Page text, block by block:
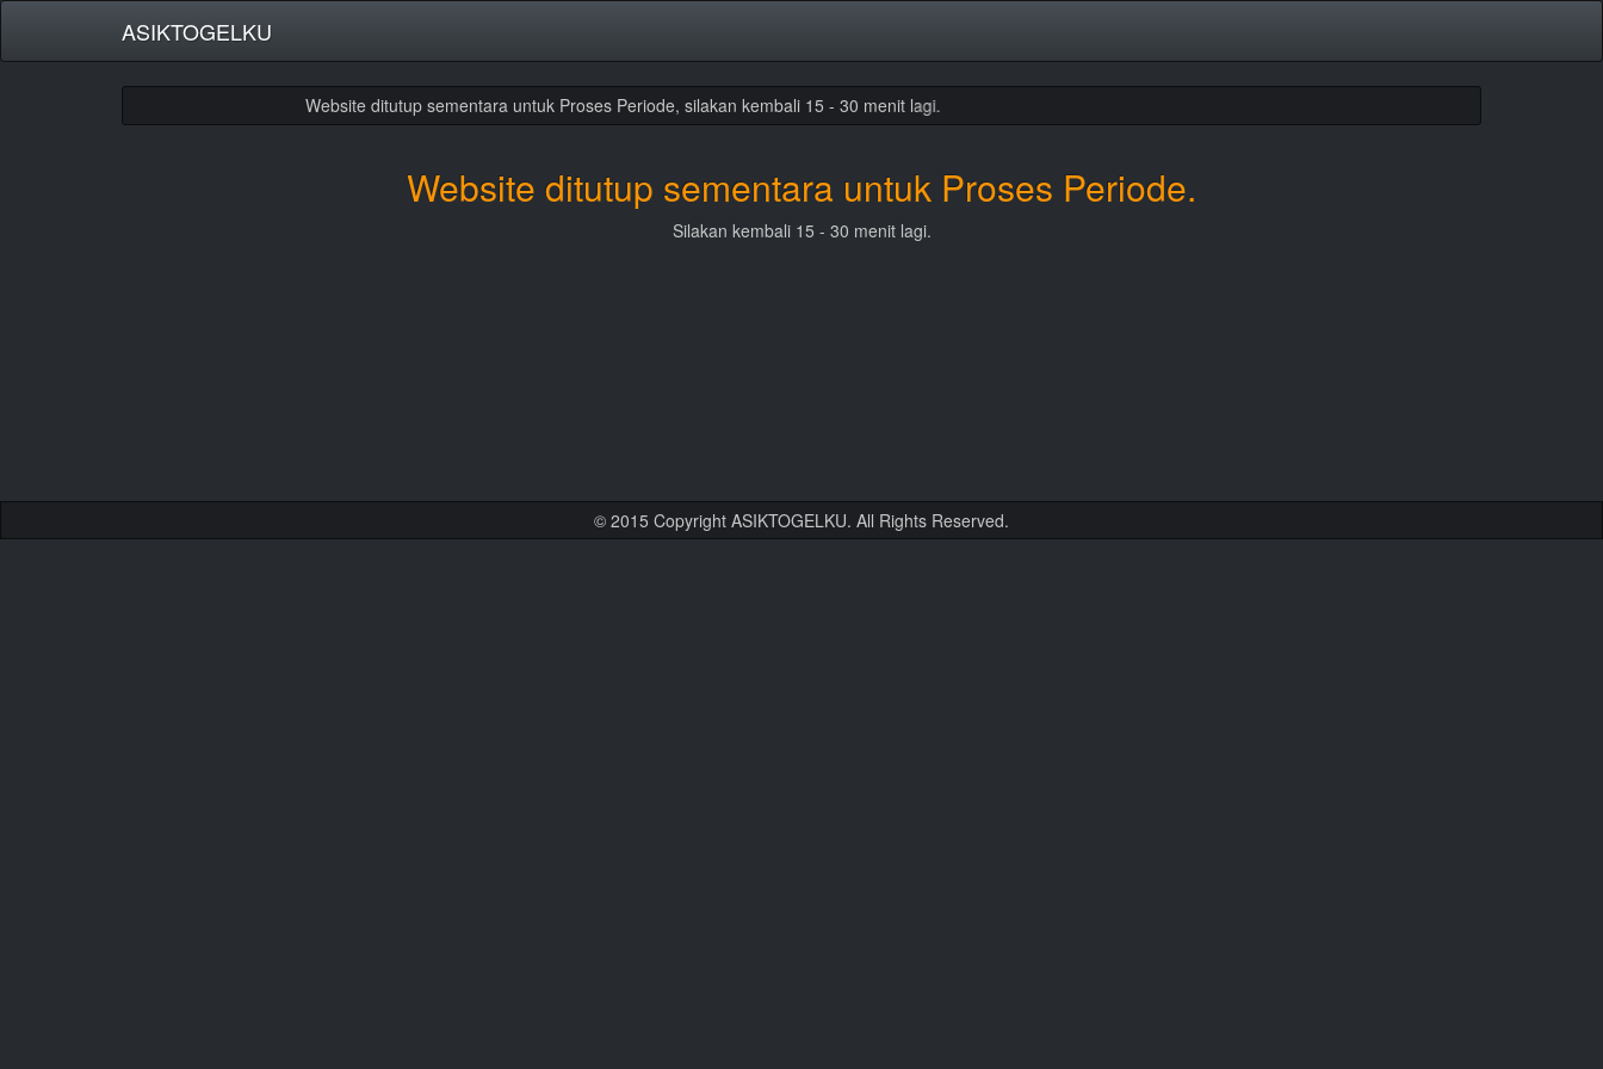
ASIKTOGELKU
Website ditutup sementara untuk Proses Periode, silakan kembali 15 - 30 menit lagi.
Website ditutup sementara untuk Proses Periode.
Silakan kembali 15 - 30 menit lagi.
© 2015 Copyright ASIKTOGELKU. All Rights Reserved.